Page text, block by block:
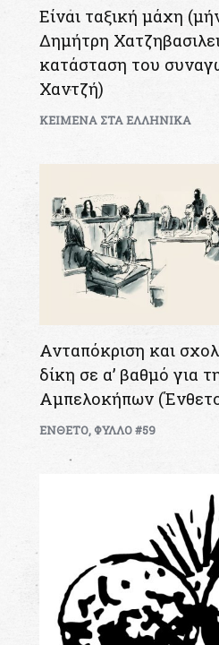
Είναι ταξική μάχη
Δημήτρη
κατάσταση του
Χαντζή)
KEIMENA ΣΤΑ ΕΛΛΗΝΙΚΑ
Ανταπόκριση και
δίκη σε α’ βαθμό για
Αμπελοκήπων
ΕΝΘΕΤΟ, ΦΥΛΛΟ #59